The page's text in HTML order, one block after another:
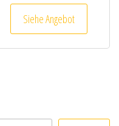
Siehe Angebot